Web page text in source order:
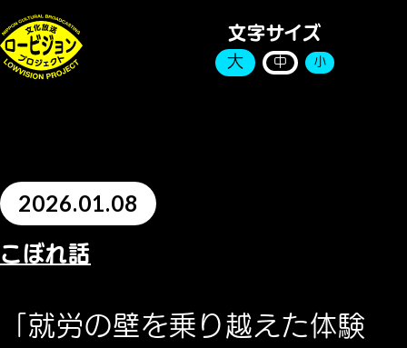
文字サイズ
大 中 小
2026.01.08
こぼれ話
「就労の壁を乗り越えた体験